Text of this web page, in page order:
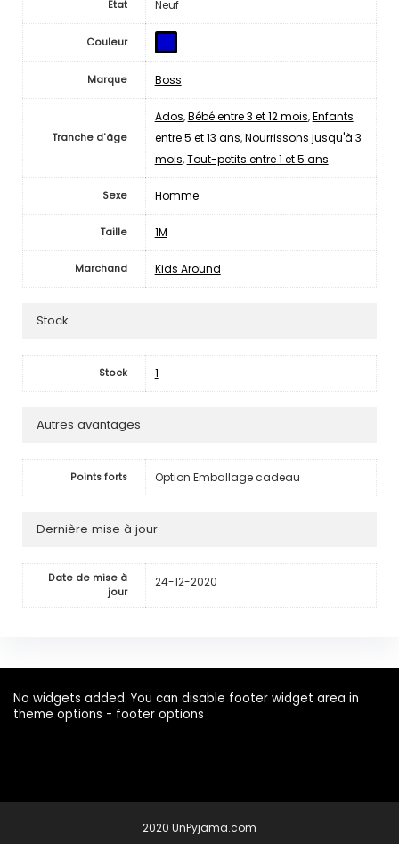
Etat Neuf
Couleur
Marque Boss
Tranche d'âge
Ados,Bébé entre 3 et 12 mois,Enfants
entre 5 et 13 ans,Nourrissons jusqu'à 3
mois,Tout-petits entre 1 et 5 ans
Sexe Homme
Taille 1M
Marchand Kids Around
Stock
Stock 1
Autres avantages
Points forts Option Emballage cadeau
Dernière mise à jour
Date de mise à
jour
24-12-2020
No widgets added. You can disable footer widget area in
theme options - footer options
2020 UnPyjama.com